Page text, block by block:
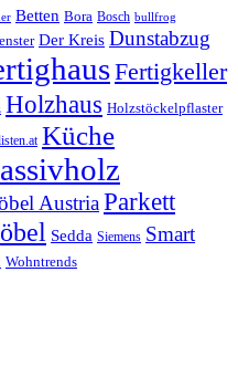
Betten Bora Bosch bullfrog
Der Kreis Dunstabzug
Fertigkeller
Holzhaus Holzstöckelpflaster
Küche
AustriaParkett
Sedda Siemens Smart
Wohntrends